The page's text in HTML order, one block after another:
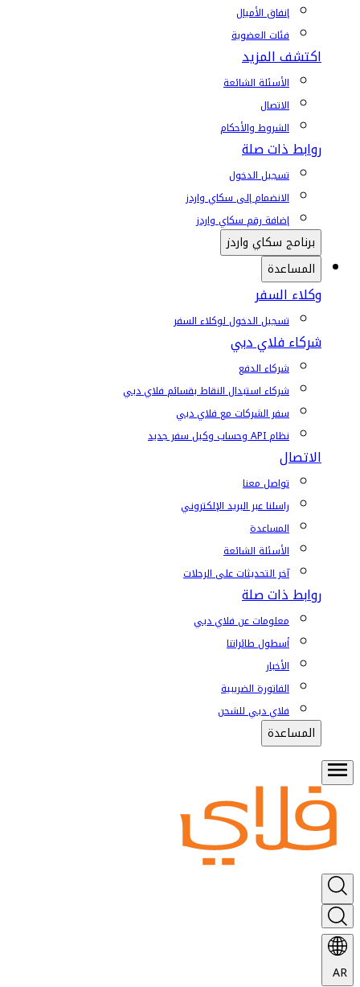
إنفاق الأميال
فئات العضوية
اكتشف المزيد
الأسئلة الشائعة
الاتصال
الشروط والأحكام
روابط ذات صلة
تسجيل الدخول
الانضمام إلى سكاي واردز
إضافة رقم سكاي واردز
برنامج سكاي واردز
المساعدة
وكلاء السفر
تسجيل الدخول لوكلاء السفر
شركاء فلاي دبي
شركاء الدفع
شركاء استبدال النقاط بقسائم فلاي دبي
سفر الشركات مع فلاي دبي
نظام API وحساب وكيل سفر جديد
الاتصال
تواصل معنا
راسلنا عبر البريد الإلكتروني
المساعدة
الأسئلة الشائعة
آخر التحديثات على الرحلات
روابط ذات صلة
معلومات عن فلاي دبي
أسطول طائراتنا
الأخبار
الفاتورة الضريبية
فلاي دبي للشحن
المساعدة
AR